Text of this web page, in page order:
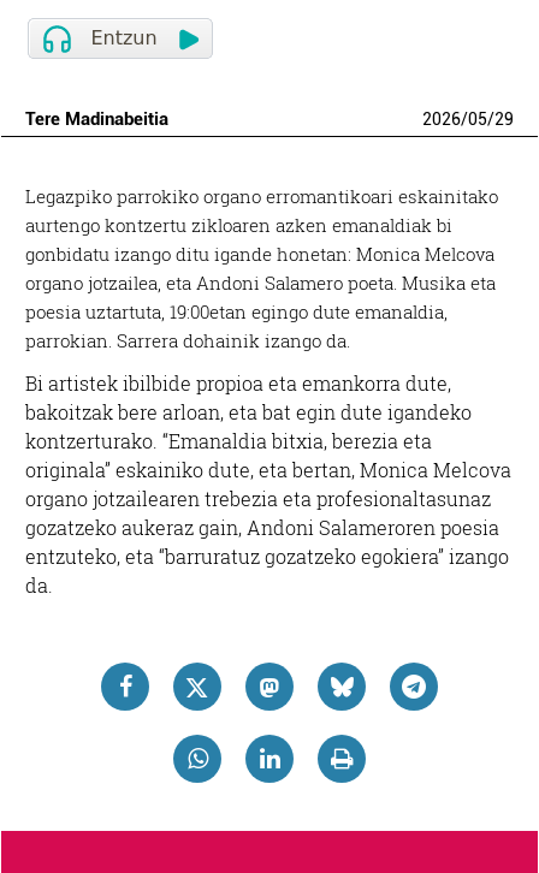
Tere Madinabeitia 2026/05/29
Legazpiko parrokiko organo erromantikoari eskainitako
aurtengo kontzertu zikloaren azken emanaldiak bi
gonbidatu izango ditu igande honetan: Monica Melcova
organo jotzailea, eta Andoni Salamero poeta. Musika eta
poesia uztartuta, 19:00etan egingo dute emanaldia,
parrokian. Sarrera dohainik izango da.
Bi artistek ibilbide propioa eta emankorra dute,
bakoitzak bere arloan, eta bat egin dute igandeko
kontzerturako. “Emanaldia bitxia, berezia eta
originala” eskainiko dute, eta bertan,Monica Melcova
organo jotzailearen trebezia eta profesionaltasunaz
gozatzeko aukeraz gain, Andoni Salameroren poesia
entzuteko, eta “barruratuz gozatzeko egokiera” izango
da.